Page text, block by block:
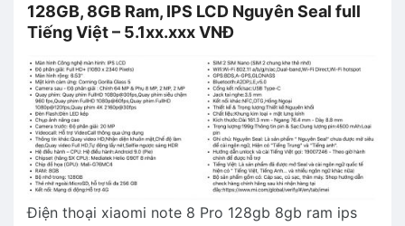
128GB, 8GB Ram, IPS LCD Nguyên Seal full
Tiếng Việt – 5.1xx.xxx VNĐ
Điện thoại xiaomi note 8 Pro 128gb 8gb ram ips